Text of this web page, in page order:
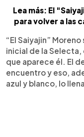
Lea más: El
para volver a las
“El Saiyajin”
inicial de la
que aparece él. El
encuentro y eso,
azul y blanco, lo